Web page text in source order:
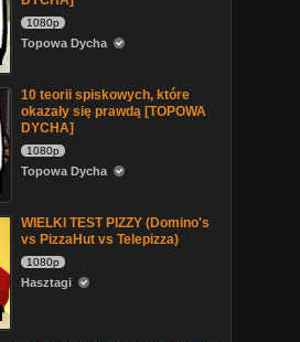
1080p
Topowa Dycha
10 teorii spiskowych, które
okazały się prawdą [TOPOWA
DYCHA]
1080p
Topowa Dycha
WIELKI TEST PIZZY (Domino's
vs PizzaHut vs Telepizza)
1080p
Hasztagi